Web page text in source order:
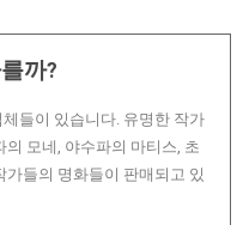
까?
들이 있습니다. 유명한 작가
모네, 야수파의 마티스, 초
들의 명화들이 판매되고 있